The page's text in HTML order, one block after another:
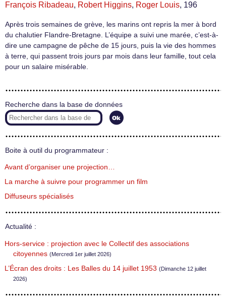
François Ribadeau, Robert Higgins, Roger Louis, 196
Après trois semaines de grève, les marins ont repris la mer à bord
du chalutier Flandre-Bretagne. L’équipe a suivi une marée, c’est-à-
dire une campagne de pêche de 15 jours, puis la vie des hommes
à terre, qui passent trois jours par mois dans leur famille, tout cela
pour un salaire misérable.
Recherche dans la base de données
Boite à outil du programmateur :
Avant d’organiser une projection…
La marche à suivre pour programmer un film
Diffuseurs spécialisés
Actualité :
Hors-service : projection avec le Collectif des associations
citoyennes (Mercredi 1er juillet 2026)
L’Écran des droits : Les Balles du 14 juillet 1953 (Dimanche 12 juillet
2026)